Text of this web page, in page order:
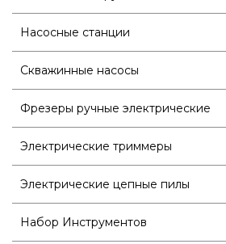
Насосные станции
Скважинные насосы
Фрезеры ручные электрические
Электрические триммеры
Электрические цепные пилы
Набор Инструментов